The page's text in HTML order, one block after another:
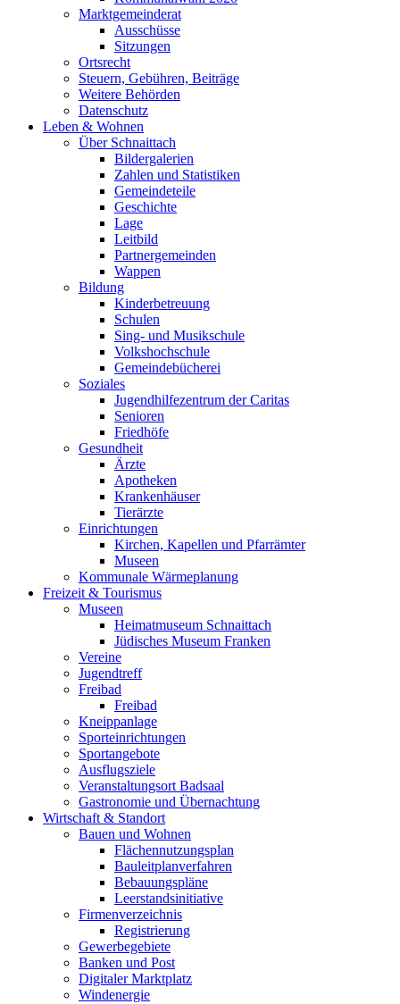
Marktgemeinderat
Ausschüsse
Sitzungen
Ortsrecht
Steuern, Gebühren, Beiträge
Weitere Behörden
Datenschutz
Leben & Wohnen
Über Schnaittach
Bildergalerien
Zahlen und Statistiken
Gemeindeteile
Geschichte
Lage
Leitbild
Partnergemeinden
Wappen
Bildung
Kinderbetreuung
Schulen
Sing- und Musikschule
Volkshochschule
Gemeindebücherei
Soziales
Jugendhilfezentrum der Caritas
Senioren
Friedhöfe
Gesundheit
Ärzte
Apotheken
Krankenhäuser
Tierärzte
Einrichtungen
Kirchen, Kapellen und Pfarrämter
Museen
Kommunale Wärmeplanung
Freizeit & Tourismus
Museen
Heimatmuseum Schnaittach
Jüdisches Museum Franken
Vereine
Jugendtreff
Freibad
Freibad
Kneippanlage
Sporteinrichtungen
Sportangebote
Ausflugsziele
Veranstaltungsort Badsaal
Gastronomie und Übernachtung
Wirtschaft & Standort
Bauen und Wohnen
Flächennutzungsplan
Bauleitplanverfahren
Bebauungspläne
Leerstandsinitiative
Firmenverzeichnis
Registrierung
Gewerbegebiete
Banken und Post
Digitaler Marktplatz
Windenergie